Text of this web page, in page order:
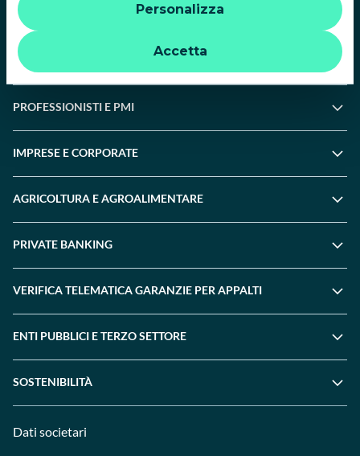
quindi la navigazione può continuare senza cookie o altri
strumenti di tracciamento diversi da quelli tecnici. Per
ulteriori informazioni:
informativa privacy
Accetta
Personalizza
Whistleblowing
PRIVATI
PROFESSIONISTI E PMI
IMPRESE E CORPORATE
AGRICOLTURA E AGROALIMENTARE
PRIVATE BANKING
VERIFICA TELEMATICA GARANZIE PER APPALTI
ENTI PUBBLICI E TERZO SETTORE
SOSTENIBILITÀ
Dati societari